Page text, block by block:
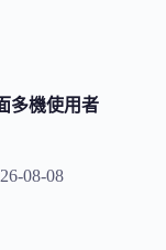
多機使用者
08-08